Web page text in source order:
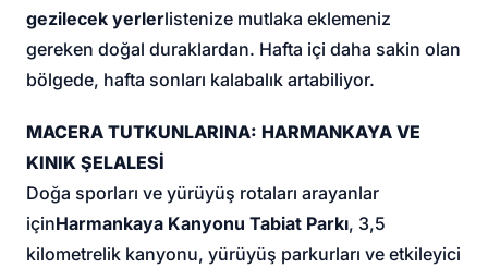
gezilecek yerlerlistenize mutlaka eklemeniz
gereken doğal duraklardan. Hafta içi daha sakin olan
bölgede, hafta sonları kalabalık artabiliyor.
MACERA TUTKUNLARINA: HARMANKAYA VE
KINIK ŞELALESİ
Doğa sporları ve yürüyüş rotaları arayanlar
içinHarmankaya Kanyonu Tabiat Parkı, 3,5
kilometrelik kanyonu, yürüyüş parkurları ve etkileyici